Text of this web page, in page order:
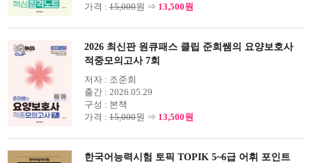
가격 : 15,000원 ⇒ 13,500원
2026 최신판 원큐패스 클립 준희쌤의 요양보호사
적중모의고사 7회
저자 : 조준희
출간 : 2026.05.29
구성 : 본책
가격 : 15,000원 ⇒ 13,500원
한국어능력시험 토픽 TOPIK 5~6급 어휘 포인트